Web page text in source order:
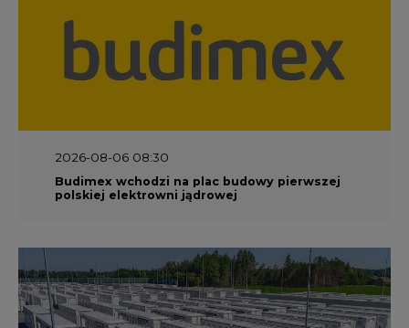
2026-08-06 08:30
Budimex wchodzi na plac budowy pierwszej
polskiej elektrowni jądrowej